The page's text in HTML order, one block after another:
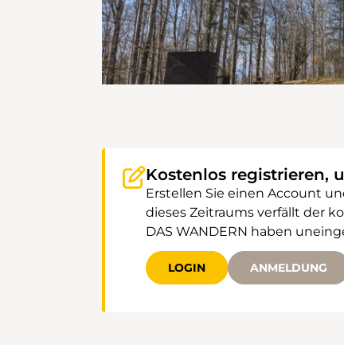
Kostenlos registrieren,
Erstellen Sie einen Account
dieses Zeitraums verfällt der
DAS WANDERN haben
LOGIN ANMELDUNG